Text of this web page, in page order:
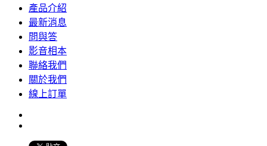
產品介紹
最新消息
問與答
影音相本
聯絡我們
關於我們
線上訂單